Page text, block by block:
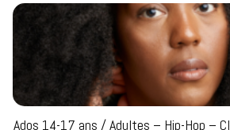
Ados 14-17 ans / Adultes – Hip-Hop –